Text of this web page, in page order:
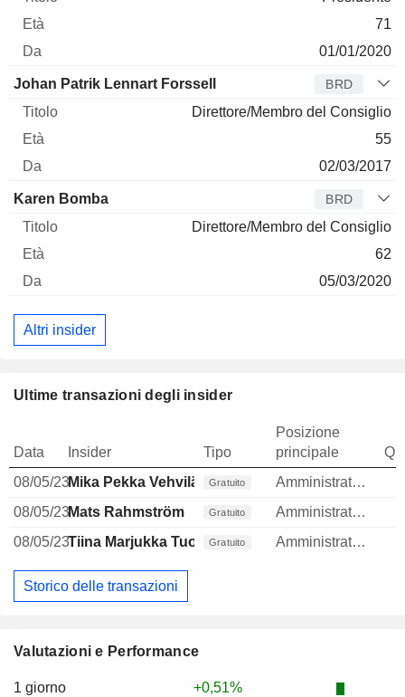
Valutazioni e Performance
1 giorno
+0,51%
71
01/01/2020
Johan Patrik Lennart Forssell BRD
Direttore/Membro del Consiglio
55
02/03/2017
Karen Bomba BRD
Direttore/Membro del Consiglio
62
05/03/2020
Altri insider
Ultime transazioni degli insider
Data Insider Tipo
Posizione
principale
08/05/23Mika Pekka VehviläinenGratuito Amministratore
08/05/23Mats Rahmström Gratuito Amministratore
08/05/23Tiina Marjukka Tuomela
Gratuito Amministratore
Storico delle transazioni